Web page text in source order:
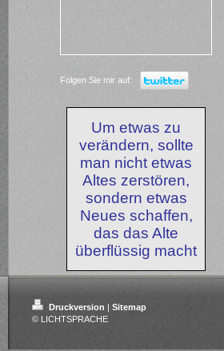
Folgen Sie mir auf:
Um etwas zu
verändern, sollte
man nicht etwas
Altes zerstören,
sondern etwas
Neues schaffen,
das das Alte
überflüssig macht
Druckversion
Sitemap
© LICHTSPRACHE